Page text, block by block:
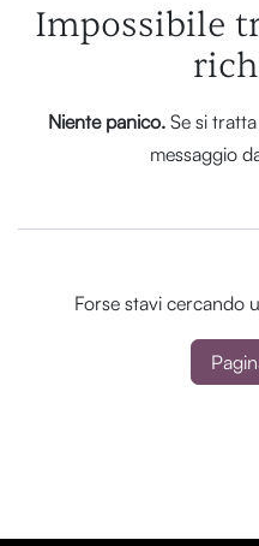
Errore 404
Impossibile
Niente panico.Se si
messaggio
Forse stavi cercando